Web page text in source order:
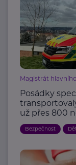
Magistrát
Posádky
už přes 800
Bezpečnost